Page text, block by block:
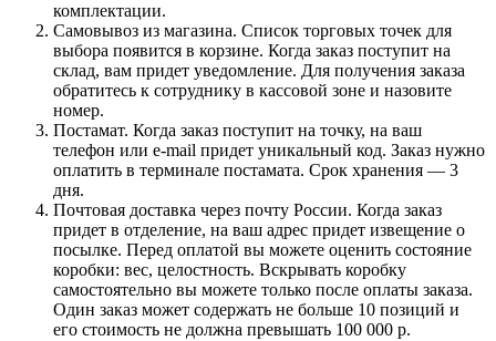
комплектации.
Самовывоз из магазина. Список торговых точек для
выбора появится в корзине. Когда заказ поступит на
склад, вам придет уведомление. Для получения заказа
обратитесь к сотруднику в кассовой зоне и назовите
номер.
Постамат. Когда заказ поступит на точку, на ваш
телефон или e-mail придет уникальный код. Заказ нужно
оплатить в терминале постамата. Срок хранения — 3
дня.
Почтовая доставка через почту России. Когда заказ
придет в отделение, на ваш адрес придет извещение о
посылке. Перед оплатой вы можете оценить состояние
коробки: вес, целостность. Вскрывать коробку
самостоятельно вы можете только после оплаты заказа.
Один заказ может содержать не больше 10 позиций и
его стоимость не должна превышать 100 000 р.